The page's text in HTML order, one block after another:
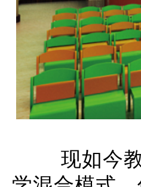
现如今